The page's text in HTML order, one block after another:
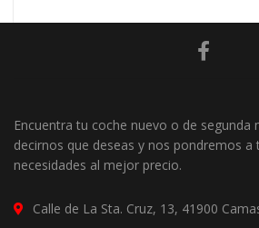
Encuentra tu coche nuevo o de segunda
decirnos que deseas y nos pondremos a
necesidades al mejor precio.
Calle de La Sta. Cruz, 13, 41900